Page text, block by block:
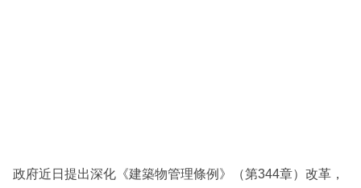
區
政府近日提出深化《建築物管理條例》（第344章）改革，